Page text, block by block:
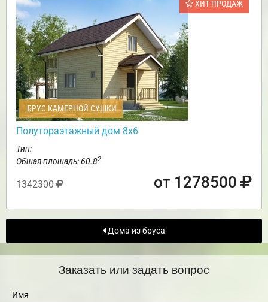
ХИТ ПРОДАЖ
БРУС КАМЕРНОЙ СУШКИ
Полутораэтажный дом 8х6
Тип:
Общая площадь: 60.82
1342300 от 1278500
Дома из бруса
Заказать или задать вопрос
Имя